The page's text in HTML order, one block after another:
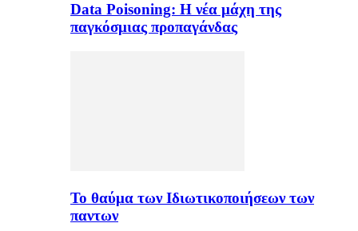
Data Poisoning: Η νέα μάχη της
παγκόσμιας προπαγάνδας
Το θαύμα των Ιδιωτικοποιήσεων των
παντων